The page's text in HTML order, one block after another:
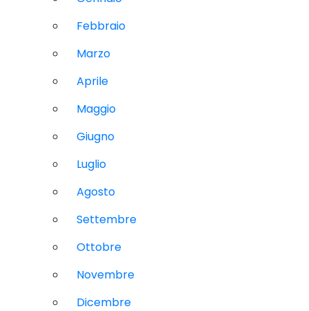
Febbraio
Marzo
Aprile
Maggio
Giugno
Luglio
Agosto
Settembre
Ottobre
Novembre
Dicembre